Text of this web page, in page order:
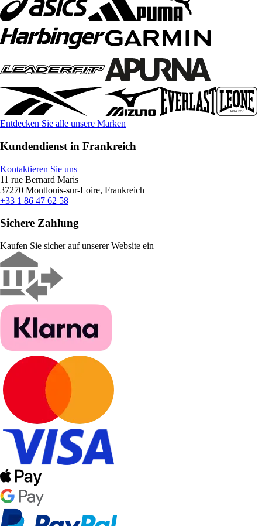
Entdecken Sie alle unsere Marken
Kundendienst in Frankreich
Kontaktieren Sie uns
11 rue Bernard Maris
37270 Montlouis-sur-Loire, Frankreich
+33 1 86 47 62 58
Sichere Zahlung
Kaufen Sie sicher auf unserer Website ein